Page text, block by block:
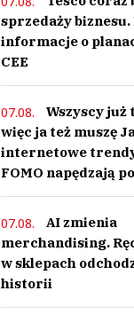
sprzedaży biznesu.
informacje o
CEE
07.08.
Wszyscy już
więc ja też muszę
internetowe
FOMO napędzają
07.08.
AI zmienia
merchandising.
w sklepach
historii